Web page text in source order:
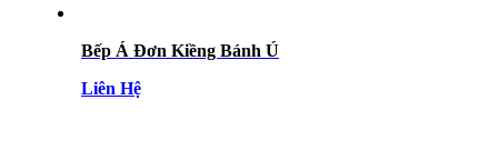
Bếp Á Đơn Kiềng Bánh Ú
Liên Hệ